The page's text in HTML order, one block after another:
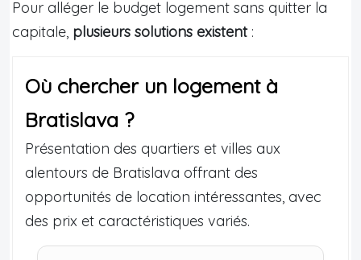
Pour alléger le budget logement sans quitter la
capitale, plusieurs solutions existent:
Où chercher un logement à
Bratislava ?
Présentation des quartiers et villes aux
alentours de Bratislava offrant des
opportunités de location intéressantes, avec
des prix et caractéristiques variés.